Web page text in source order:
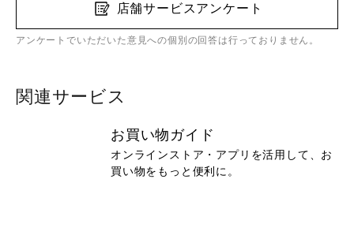
店舗サービスアンケート
アンケートでいただいた意見への個別の回答は行っておりません。
関連サービス
お買い物ガイド
オンラインストア・アプリを活用して、お
買い物をもっと便利に。